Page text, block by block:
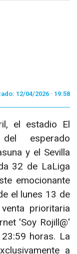
12/04/2026 · 19:58
el estadio El
esperado
y el Sevilla
32 de LaLiga
emocionante
el lunes 13 de
prioritaria
'Soy Rojill@'
horas. La
a